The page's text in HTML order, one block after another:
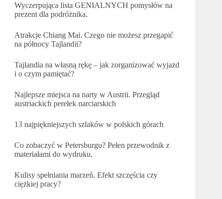
Wyczerpująca lista GENIALNYCH pomysłów na
prezent dla podróżnika.
Atrakcje Chiang Mai. Czego nie możesz przegapić
na północy Tajlandii?
Tajlandia na własną rękę – jak zorganizować wyjazd
i o czym pamiętać?
Najlepsze miejsca na narty w Austrii. Przegląd
austriackich perełek narciarskich
13 najpiękniejszych szlaków w polskich górach
Co zobaczyć w Petersburgu? Pełen przewodnik z
materiałami do wydruku.
Kulisy spełniania marzeń. Efekt szczęścia czy
ciężkiej pracy?